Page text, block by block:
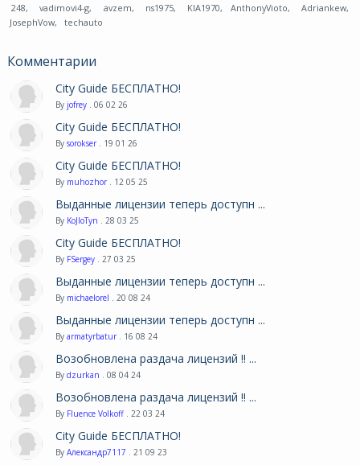
248, vadimovi4-g, avzem, ns1975, KIA1970, AnthonyVioto, Adriankew,
JosephVow, techauto
Комментарии
City Guide БЕСПЛАТНО!
By jofrey . 06 02 26
City Guide БЕСПЛАТНО!
By sorokser . 19 01 26
City Guide БЕСПЛАТНО!
By muhozhor . 12 05 25
Выданные лицензии теперь доступн ...
By KoJIoTyn . 28 03 25
City Guide БЕСПЛАТНО!
By FSergey . 27 03 25
Выданные лицензии теперь доступн ...
By michaelorel . 20 08 24
Выданные лицензии теперь доступн ...
By armatyrbatur . 16 08 24
Возобновлена раздача лицензий !! ...
By dzurkan . 08 04 24
Возобновлена раздача лицензий !! ...
By Fluence Volkoff . 22 03 24
City Guide БЕСПЛАТНО!
By Александр7117 . 21 09 23